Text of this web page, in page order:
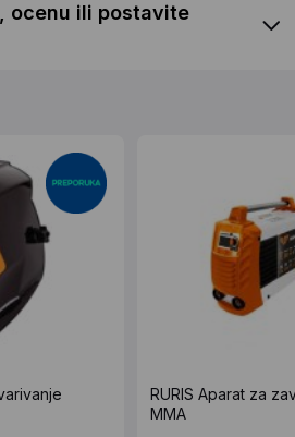
ocenu ili postavite
RURIS Aparat za
MMA